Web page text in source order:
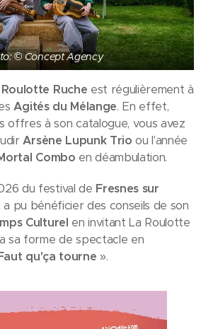
© Concept Agency
Ruche est régulièrement à
Agités du Mélange. En effet,
offres à son catalogue, vous avez
Arsène Lupunk Trioou l'année
Combo en déambulation.
du festival de Fresnes sur
a pu bénéficier des conseils de son
Culturel en invitant La Roulotte
sa forme de spectacle en
qu'ça tourne ».